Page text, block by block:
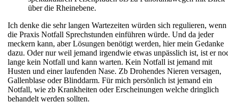
über die Rheinebene.
Ich denke die sehr langen Wartezeiten würden sich regulieren, wenn
die Praxis Notfall Sprechstunden einführen würde. Und da jeder
meckern kann, aber Lösungen benötigt werden, hier mein Gedanke
dazu. Oder nur weil jemand irgendwie etwas unpässlich ist, ist er
lange kein Notfall und kann warten. Kein Notfall ist jemand mit
Husten und einer laufenden Nase. Zb Drohendes Nieren versagen,
Gallenblase oder Blinddarm. Für mich persönlich ist jemand ein
Notfall, wie zb Krankheiten oder Erscheinungen welche dringlich
behandelt werden sollten.